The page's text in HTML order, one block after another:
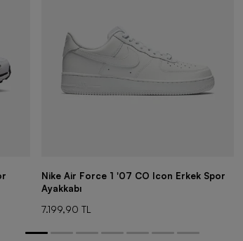
Nike Air Force 1 '07 CO Icon Erkek Spor
Ayakkabı
7.199,90 TL